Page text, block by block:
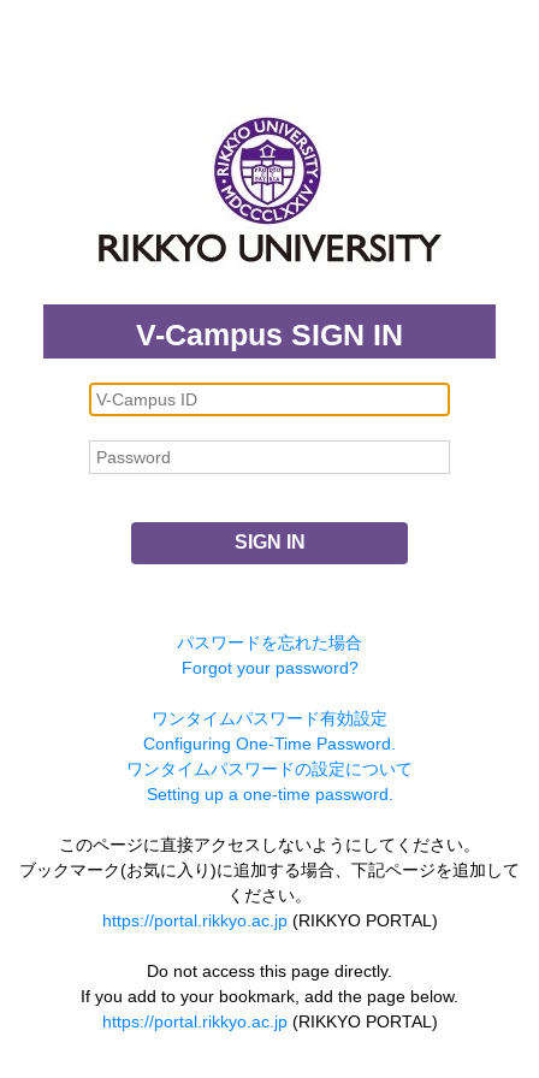
V-Campus SIGN IN
SIGN IN
パスワードを忘れた場合
Forgot your password?
ワンタイムパスワード有効設定
Configuring One-Time Password.
ワンタイムパスワードの設定について
Setting up a one-time password.
このページに直接アクセスしないようにしてください。
ブックマーク(お気に入り)に追加する場合、下記ページを追加して
ください。
https://portal.rikkyo.ac.jp(RIKKYO PORTAL)
Do not access this page directly.
If you add to your bookmark, add the page below.
https://portal.rikkyo.ac.jp(RIKKYO PORTAL)